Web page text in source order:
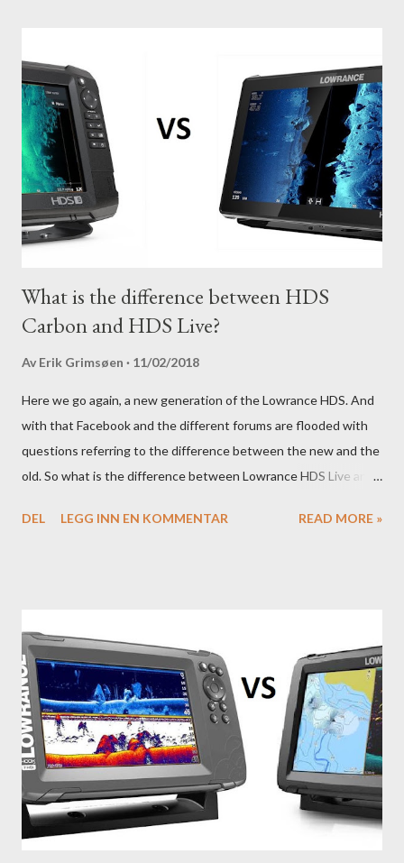
What is the difference between HDS
Carbon and HDS Live?
Av Erik Grimsøen 11/02/2018
Here we go again, a new generation of the Lowrance HDS. And
with that Facebook and the different forums are flooded with
questions referring to the difference between the new and the
old. So what is the difference between Lowrance HDS Live and
DEL
LEGG INN EN KOMMENTAR READ MORE »